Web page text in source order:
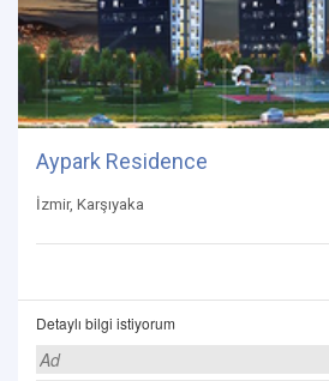
Aypark Residence
İzmir, Karşıyaka
Detaylı bilgi istiyorum